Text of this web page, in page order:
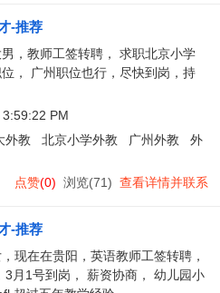
-推荐
，教师工签转聘， 求职北京小学
， 广州职位也行，尽快到岗，持
PM
外教 北京小学外教 广州外教
外
点赞(0) 浏览(71) 查看详情并联系
-推荐
现在在贵阳，英语教师工签转聘，
3月1号到岗， 薪资协商， 幼儿园小